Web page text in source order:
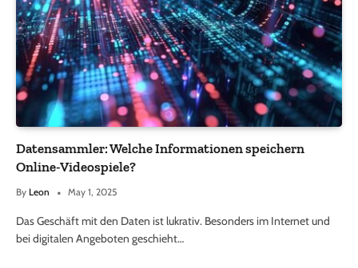
Datensammler: Welche Informationen speichern
Online-Videospiele?
By Leon May 1, 2025
Das Geschäft mit den Daten ist lukrativ. Besonders im Internet und
bei digitalen Angeboten geschieht…